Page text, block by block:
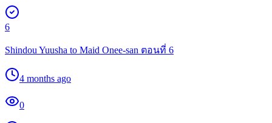
6
Shindou Yuusha to Maid Onee-san ตอนที่ 6
4 months ago
0